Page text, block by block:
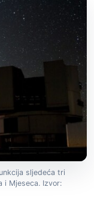
sljedeća tri
i Mjeseca. Izvor: